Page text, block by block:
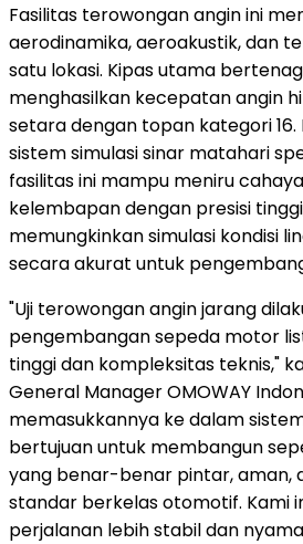
Fasilitas terowongan angin ini
aerodinamika, aeroakustik, dan
satu lokasi. Kipas utama
menghasilkan kecepatan angin
setara dengan topan kategori
sistem simulasi sinar matahari
fasilitas ini mampu meniru
kelembapan dengan presisi
memungkinkan simulasi kondisi
secara akurat untuk
"Uji terowongan angin jarang
pengembangan sepeda motor
tinggi dan kompleksitas teknis,"
General Manager OMOWAY
memasukkannya ke dalam
bertujuan untuk membangun
yang benar-benar pintar, aman,
standar berkelas otomotif. Kami
perjalanan lebih stabil dan